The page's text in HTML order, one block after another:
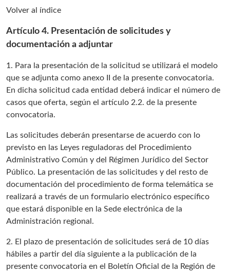
Volver al índice
Artículo 4. Presentación de solicitudes y
documentación a adjuntar
1. Para la presentación de la solicitud se utilizará el modelo
que se adjunta como anexo II de la presente convocatoria.
En dicha solicitud cada entidad deberá indicar el número de
casos que oferta, según el artículo 2.2. de la presente
convocatoria.
Las solicitudes deberán presentarse de acuerdo con lo
previsto en las Leyes reguladoras del Procedimiento
Administrativo Común y del Régimen Jurídico del Sector
Público. La presentación de las solicitudes y del resto de
documentación del procedimiento de forma telemática se
realizará a través de un formulario electrónico específico
que estará disponible en la Sede electrónica de la
Administración regional.
2. El plazo de presentación de solicitudes será de 10 días
hábiles a partir del día siguiente a la publicación de la
presente convocatoria en el Boletín Oficial de la Región de